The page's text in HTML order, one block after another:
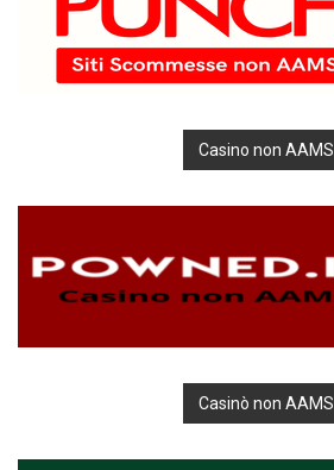
Casino non AAMS
Casinò non AAMS